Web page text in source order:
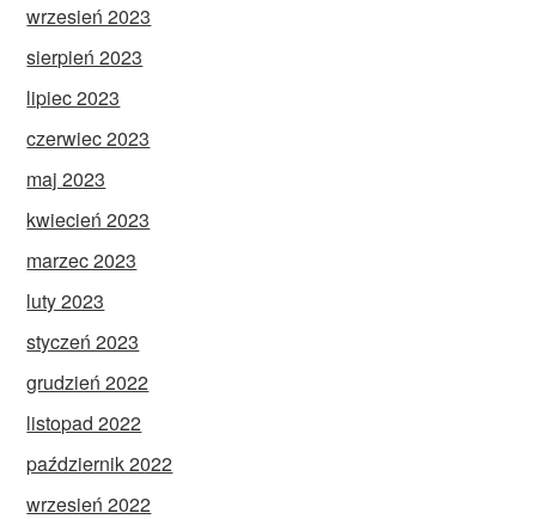
wrzesień 2023
sierpień 2023
lipiec 2023
czerwiec 2023
maj 2023
kwiecień 2023
marzec 2023
luty 2023
styczeń 2023
grudzień 2022
listopad 2022
październik 2022
wrzesień 2022